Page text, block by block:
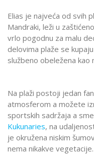
Elias je najveća od svih
Mandraki, leži u
vrlo pogodnu za malu
delovima plaže se
službeno obeležena kao
Na plaži postoji jedan
atmosferom a možete
sportskih sadržaja a
Kukunaries, na
je okružena niskim
nema nikakve vegetacije.